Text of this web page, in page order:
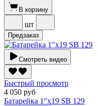
В корзину
шт
Предзаказ
Смотреть видео
Быстрый просмотр
4 050 руб
Батарейка 1"х19 SВ 129